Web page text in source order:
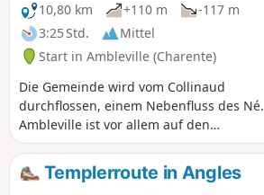
10,80 km
+110 m
-117 m
3:25 Std.
Mittel
Start in Ambleville (Charente)
Die Gemeinde wird vom Collinaud
durchflossen, einem Nebenfluss des Né.
Ambleville ist vor allem auf den
Weinbau ausgerichtet, verfügt aber
auch über fruchtbares
Getreideanbaugebiet.
Templerroute in Angles